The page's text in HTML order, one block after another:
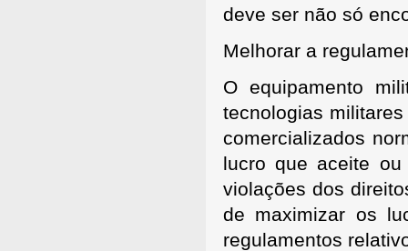
deve ser não só
Melhorar a
O equipamento
tecnologias
comercializados
lucro que aceite
violações dos
de maximizar os
regulamentos